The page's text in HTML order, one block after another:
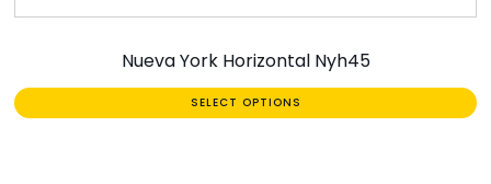
Nueva York Horizontal Nyh45
SELECT OPTIONS